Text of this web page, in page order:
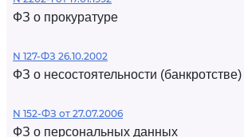
ФЗ о прокуратуре
N 127-ФЗ 26.10.2002
ФЗ о несостоятельности (банкротстве)
N 152-ФЗ от 27.07.2006
ФЗ о персональных данных